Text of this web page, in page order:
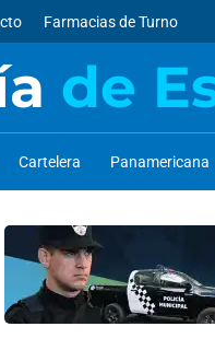
Farmacias de Turno
de
Cartelera Panamericana